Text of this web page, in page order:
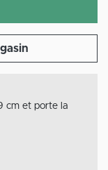
cm et porte la